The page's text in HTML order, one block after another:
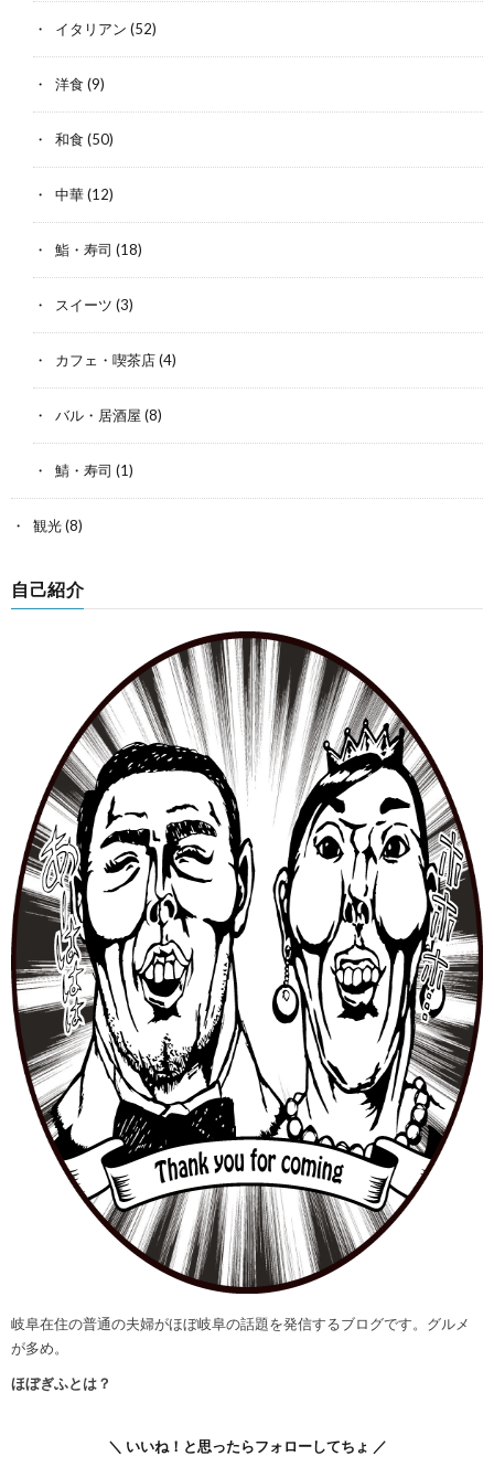
イタリアン (52)
洋食 (9)
和食 (50)
中華(12)
鮨・寿司 (18)
スイーツ (3)
カフェ・喫茶店(4)
バル・居酒屋 (8)
鯖・寿司 (1)
観光(8)
自己紹介
岐阜在住の普通の夫婦がほぼ岐阜の話題を発信するブログです。グルメ
が多め。
ほぼぎふとは？
＼ いいね！と思ったらフォローしてちょ ／